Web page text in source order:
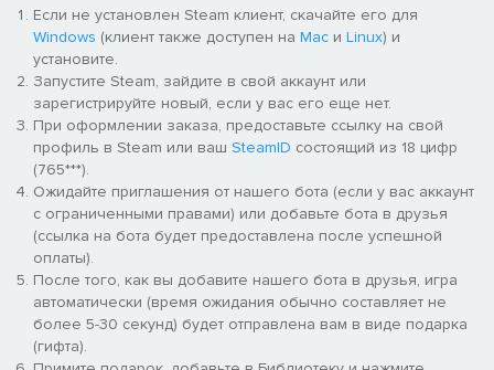
Если не установлен Steam клиент, скачайте его для
Windows (клиент также доступен на Mac и Linux) и
установите.
Запустите Steam, зайдите в свой аккаунт или
зарегистрируйте новый, если у вас его еще нет.
При оформлении заказа, предоставьте ссылку на свой
профиль в Steam или ваш SteamID состоящий из 18 цифр
(765***).
Ожидайте приглашения от нашего бота (если у вас аккаунт
с ограниченными правами) или добавьте бота в друзья
(ссылка на бота будет предоставлена после успешной
оплаты).
После того, как вы добавите нашего бота в друзья, игра
автоматически (время ожидания обычно составляет не
более 5-30 секунд) будет отправлена вам в виде подарка
(гифта).